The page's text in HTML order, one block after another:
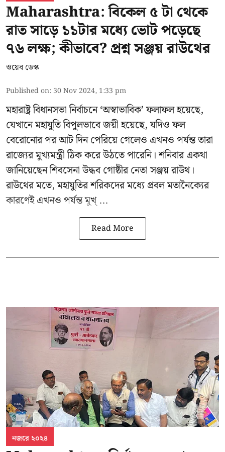
Maharashtra: বিকেল ৫ টা থেকে
রাত সাড়ে ১১টার মধ্যে ভোট পড়েছে
৭৬ লক্ষ; কীভাবে? প্রশ্ন সঞ্জয় রাউথের
ওয়েব ডেস্ক
Published on: 30 Nov 2024, 1:33 pm
মহারাষ্ট্র বিধানসভা নির্বাচনে ‘অস্বাভাবিক’ ফলাফল হয়েছে,
যেখানে মহাযুতি বিপুলভাবে জয়ী হয়েছে, যদিও ফল
বেরোনোর পর আট দিন পেরিয়ে গেলেও এখনও পর্যন্ত তারা
রাজ্যের মুখ্যমন্ত্রী ঠিক করে উঠতে পারেনি। শনিবার একথা
জানিয়েছেন শিবসেনা উদ্ধব গোষ্ঠীর নেতাসঞ্জয় রাউথ।
রাউথের মতে, মহাযুতির শরিকদের মধ্যে প্রবল মতানৈক্যের
কারণেই এখনও পর্যন্ত মুখ্ ...
Read More
নজরে ২০২৪